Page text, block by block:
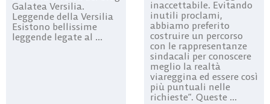
Galatea Versilia.
Leggende della Versilia
Esistono bellissime
leggende legate al ...
inaccettabile. Evitando
inutili proclami,
abbiamo preferito
costruire un percorso
con le rappresentanze
sindacali per conoscere
meglio la realtà
viareggina ed essere così
più puntuali nelle
richieste”. Queste ...